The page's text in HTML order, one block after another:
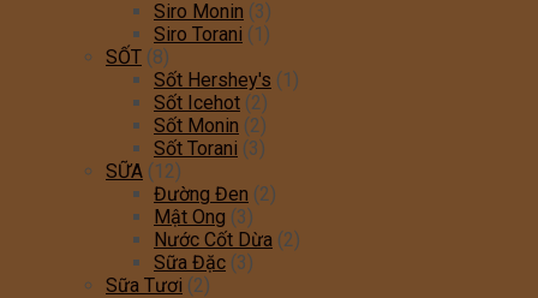
Siro Monin (3)
Siro Torani (1)
SỐT (8)
Sốt Hershey's (1)
Sốt Icehot (2)
Sốt Monin (2)
Sốt Torani (3)
SỮA (12)
Đường Đen (2)
Mật Ong (3)
Nước Cốt Dừa (2)
Sữa Đặc (3)
Sữa Tươi (2)